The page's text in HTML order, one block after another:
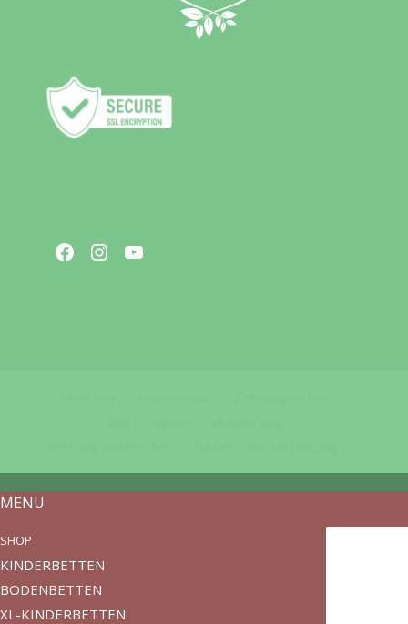
Facebook
Instagram
YouTube
MENU
SHOP
KINDERBETTEN
BODENBETTEN
XL-KINDERBETTEN